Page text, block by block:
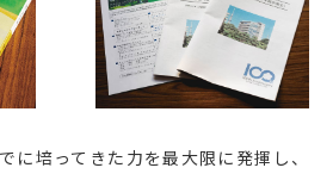
に培ってきた力を最大限に発揮し、